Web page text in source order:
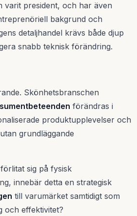
varit president, och har även
bakgrund och
detaljhandel krävs både djup
snabb teknisk förändring.
Skönhetsbranschen
förändras i
produktupplevelser och
grundläggande
sig på fysisk
innebär detta en strategisk
till varumärket samtidigt som
och effektivitet?